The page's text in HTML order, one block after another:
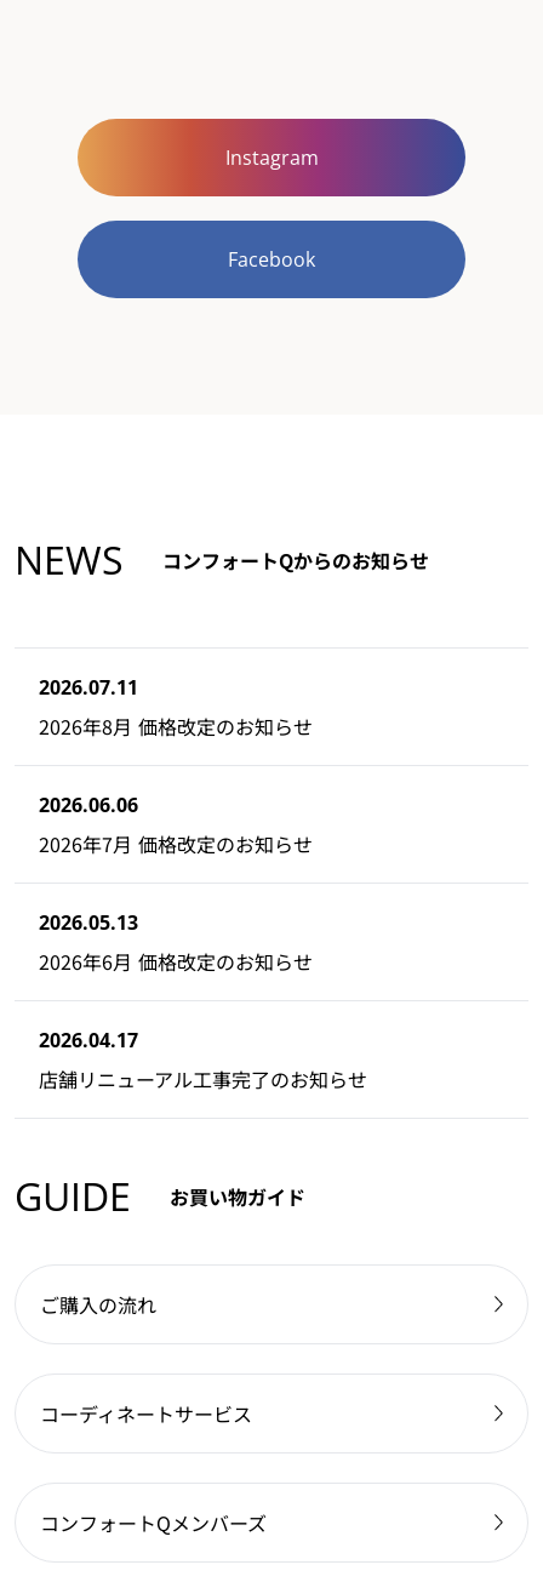
Instagram
Facebook
NEWS コンフォートQからのお知らせ
2026.07.11
2026年8月 価格改定のお知らせ
2026.06.06
2026年7月 価格改定のお知らせ
2026.05.13
2026年6月 価格改定のお知らせ
2026.04.17
店舗リニューアル工事完了のお知らせ
GUIDE お買い物ガイド
ご購入の流れ
コーディネートサービス
コンフォートQメンバーズ